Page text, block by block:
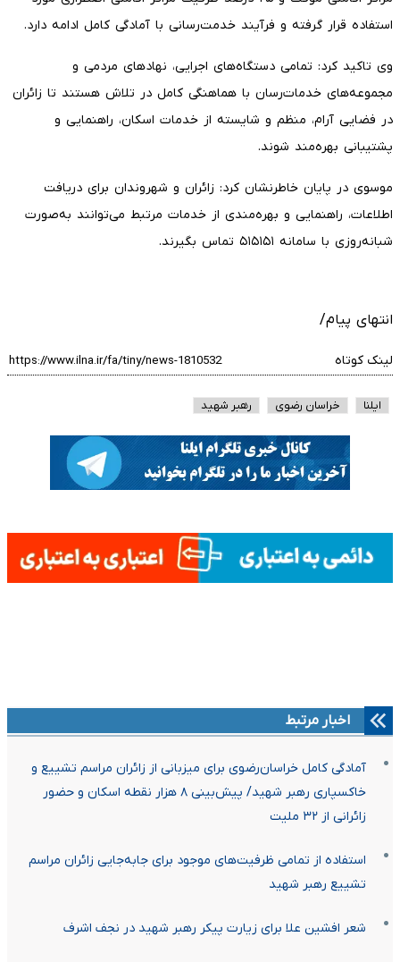
استفاده قرار گرفته و فرآیند خدمت‌رسانی با آمادگی کامل ادامه دارد.
وی تاکید کرد: تمامی دستگاه‌های اجرایی، نهادهای مردمی و
مجموعه‌های خدمات‌رسان با هماهنگی کامل در تلاش هستند تا زائران
در فضایی آرام، منظم و شایسته از خدمات اسکان، راهنمایی و
پشتیبانی بهره‌مند شوند.
موسوی در پایان خاطرنشان کرد: زائران و شهروندان برای دریافت
اطلاعات، راهنمایی و بهره‌مندی از خدمات مرتبط می‌توانند به‌صورت
شبانه‌روزی با سامانه ۵۱۵۱۵۱ تماس بگیرند.
انتهای پیام/
لینک کوتاه
ایلنا خراسان رضوی رهبر شهید
اخبار مرتبط
آمادگی کامل خراسان‌رضوی برای میزبانی از زائران مراسم تشییع و
خاکسپاری رهبر شهید/ پیش‌بینی ۸ هزار نقطه اسکان و حضور
زائرانی از ۳۲ ملیت
استفاده از تمامی ظرفیت‌های موجود برای جابه‌جایی زائران مراسم
تشییع رهبر شهید
شعر افشین علا برای زیارت پیکر رهبر شهید در نجف اشرف